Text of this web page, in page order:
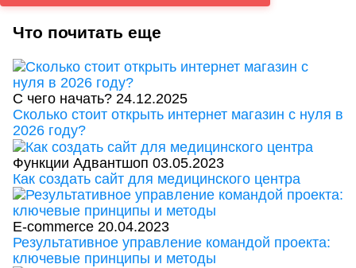
Что почитать еще
С чего начать? 24.12.2025
Сколько стоит открыть интернет магазин с нуля в
2026 году?
Функции Адвантшоп 03.05.2023
Как создать сайт для медицинского центра
E-commerce 20.04.2023
Результативное управление командой проекта:
ключевые принципы и методы